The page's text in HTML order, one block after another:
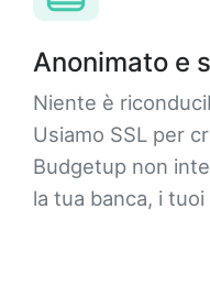
Anonimato e
Niente è
Usiamo SSL per
Budgetup non
la tua banca, i